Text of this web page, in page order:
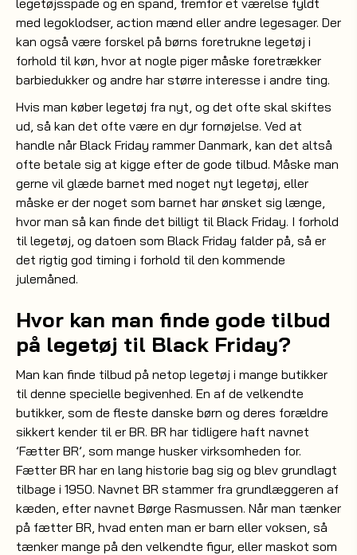
legetøjsspade og en spand, fremfor et værelse fyldt
med legoklodser, action mænd eller andre legesager. Der
kan også være forskel på børns foretrukne legetøj i
forhold til køn, hvor at nogle piger måske foretrækker
barbiedukker og andre har større interesse i andre ting.
Hvis man køber legetøj fra nyt, og det ofte skal skiftes
ud, så kan det ofte være en dyr fornøjelse. Ved at
handle når Black Friday rammer Danmark, kan det altså
ofte betale sig at kigge efter de gode tilbud. Måske man
gerne vil glæde barnet med noget nyt legetøj, eller
måske er der noget som barnet har ønsket sig længe,
hvor man så kan finde det billigt til Black Friday. I forhold
til legetøj, og datoen som Black Friday falder på, så er
det rigtig god timing i forhold til den kommende
julemåned.
Hvor kan man finde gode tilbud
på legetøj til Black Friday?
Man kan finde tilbud på netop legetøj i mange butikker
til denne specielle begivenhed. En af de velkendte
butikker, som de fleste danske børn og deres forældre
sikkert kender til er BR. BR har tidligere haft navnet
’Fætter BR’, som mange husker virksomheden for.
Fætter BR har en lang historie bag sig og blev grundlagt
tilbage i 1950. Navnet BR stammer fra grundlæggeren af
kæden, efter navnet Børge Rasmussen. Når man tænker
på fætter BR, hvad enten man er barn eller voksen, så
tænker mange på den velkendte figur, eller maskot som